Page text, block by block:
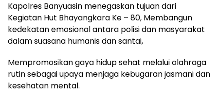
Kapolres Banyuasin menegaskan tujuan dari
Kegiatan Hut Bhayangkara Ke – 80, Membangun
kedekatan emosional antara polisi dan masyarakat
dalam suasana humanis dan santai,
Mempromosikan gaya hidup sehat melalui olahraga
rutin sebagai upaya menjaga kebugaran jasmani dan
kesehatan mental.